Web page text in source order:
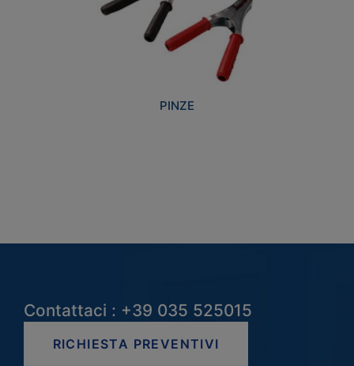
PINZE
Contattaci : +39 035 525015
RICHIESTA PREVENTIVI